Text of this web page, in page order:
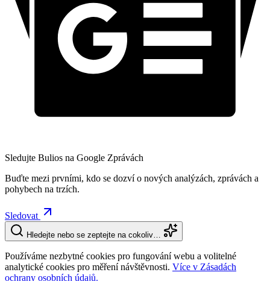
Sledujte Bulios na Google Zprávách
Buďte mezi prvními, kdo se dozví o nových analýzách, zprávách a
pohybech na trzích.
Sledovat
Hledejte nebo se zeptejte na cokoliv…
Používáme nezbytné cookies pro fungování webu a volitelné
analytické cookies pro měření návštěvnosti. Více v Zásadách
ochrany osobních údajů.